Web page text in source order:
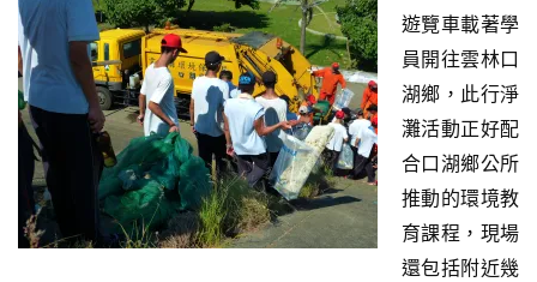
遊覽車載著學
員開往雲林口
湖鄉，此行淨
灘活動正好配
合口湖鄉公所
推動的環境教
育課程，現場
還包括附近幾